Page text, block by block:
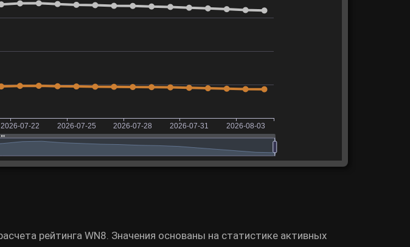
рейтинга WN8. Значения основаны на статистике активных